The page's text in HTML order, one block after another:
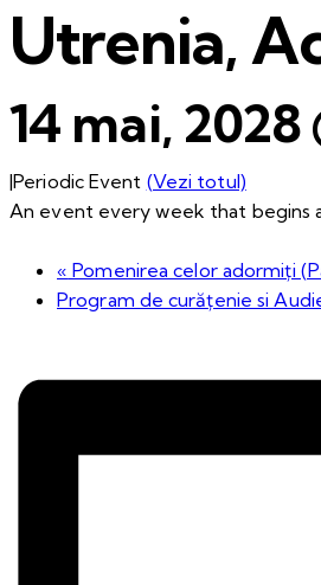
Utrenia,
14 mai, 2028
|Periodic Event (Vezi totul)
An event every week that begins
« Pomenirea celor adormiți
Program de curățenie si